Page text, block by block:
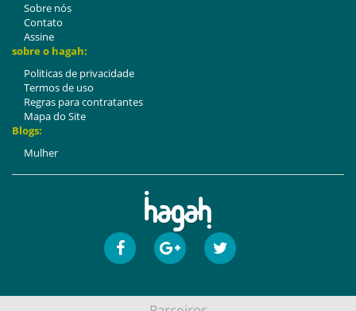
Sobre nós
Contato
Assine
sobre o hagah:
Politicas de privacidade
Termos de uso
Regras para contratantes
Mapa do Site
Blogs:
Mulher